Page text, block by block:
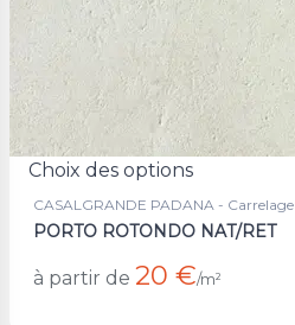
Choix des options
CASALGRANDE PADANA - Carrelage
PORTO ROTONDO NAT/RET
à partir de 20 €/m²